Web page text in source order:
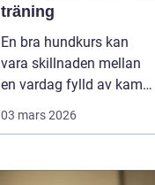
träning
En bra hundkurs kan
vara skillnaden mellan
en vardag fylld av kamp
För många hundägare i
03 mars 2026